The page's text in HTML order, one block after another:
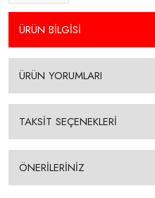
ÜRÜN BİLGİSİ
ÜRÜN YORUMLARI
TAKSİT SEÇENEKLERİ
ÖNERİLERİNİZ